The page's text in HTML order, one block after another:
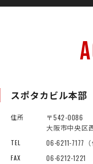
スポタカビル本部
住所
〒542-0086
大阪市中央区
TEL 06-6211-7177（
FAX 06-6212-1221